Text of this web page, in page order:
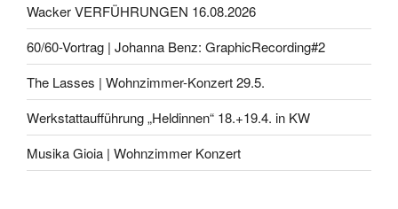
Wacker VERFÜHRUNGEN 16.08.2026
60/60-Vortrag | Johanna Benz: GraphicRecording#2
The Lasses | Wohnzimmer-Konzert 29.5.
Werkstattaufführung „Heldinnen“ 18.+19.4. in KW
Musika Gioia | Wohnzimmer Konzert